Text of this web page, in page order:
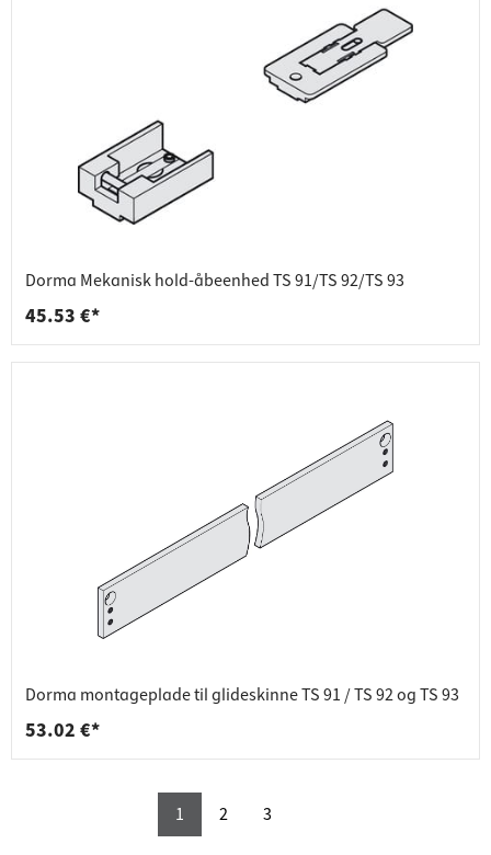
Dorma Mekanisk hold-åbeenhed TS 91/TS 92/TS 93
45.53 €*
Dorma montageplade til glideskinne TS 91 / TS 92 og TS 93
53.02 €*
1 2 3